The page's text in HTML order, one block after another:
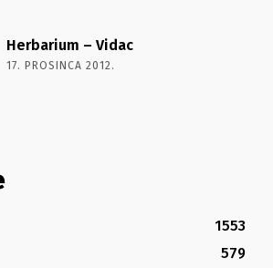
Herbarium – Vidac
17. PROSINCA 2012.
1553
579